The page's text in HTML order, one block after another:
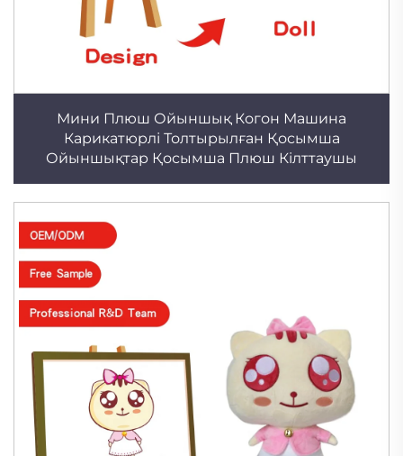
Мини Плюш Ойыншық Когон Машина
Карикатюрлі Толтырылған Қосымша
Ойыншықтар Қосымша Плюш Кілттаушы